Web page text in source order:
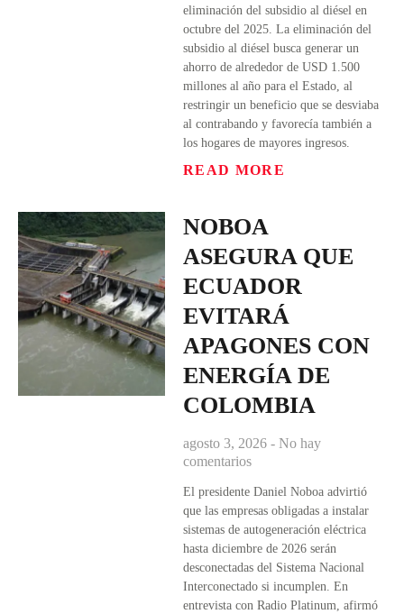
eliminación del subsidio al diésel en
octubre del 2025. La eliminación del
subsidio al diésel busca generar un
ahorro de alrededor de USD 1.500
millones al año para el Estado, al
restringir un beneficio que se desviaba
al contrabando y favorecía también a
los hogares de mayores ingresos.
READ MORE
NOBOA
ASEGURA QUE
ECUADOR
EVITARÁ
APAGONES CON
ENERGÍA DE
COLOMBIA
agosto 3, 2026 No hay
comentarios
El presidente Daniel Noboa advirtió
que las empresas obligadas a instalar
sistemas de autogeneración eléctrica
hasta diciembre de 2026 serán
desconectadas del Sistema Nacional
Interconectado si incumplen. En
entrevista con Radio Platinum, afirmó